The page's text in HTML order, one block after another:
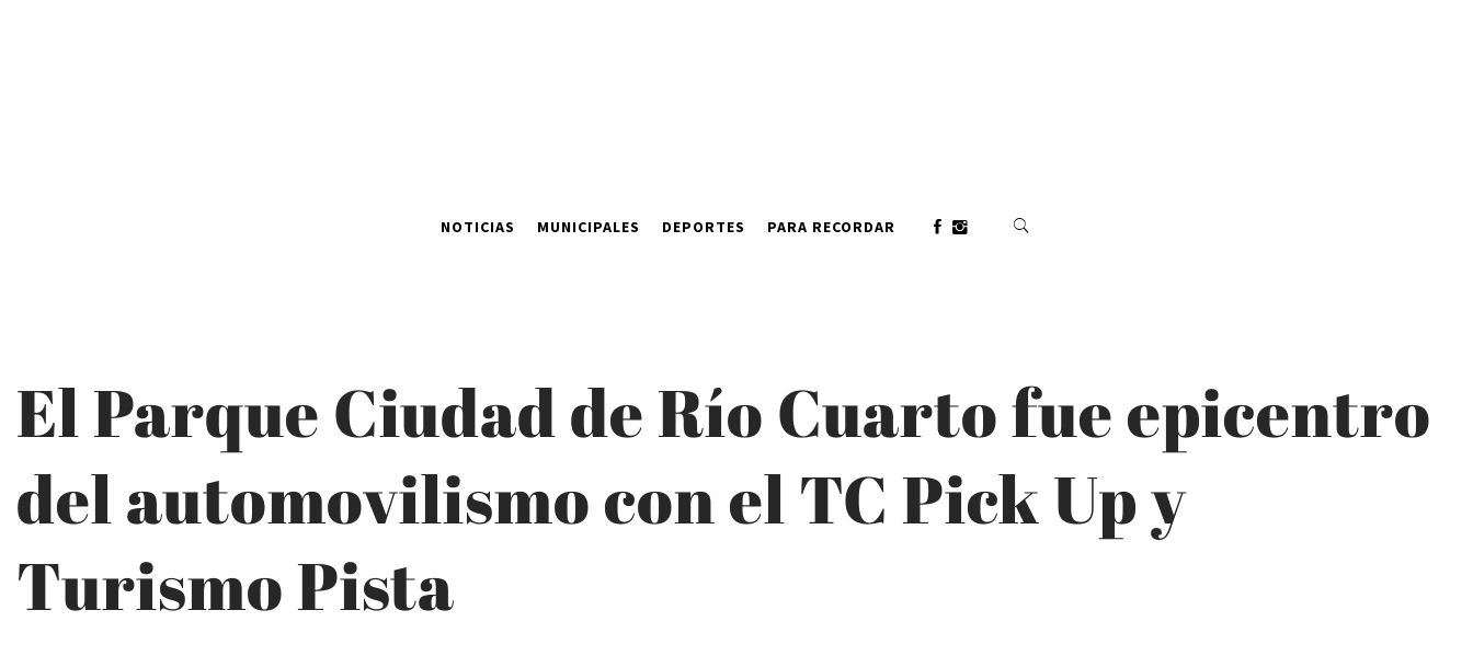
NOTICIAS MUNICIPALES DEPORTES PARA RECORDAR
El Parque Ciudad de Río Cuarto fue epicentro
del automovilismo con el TC Pick Up y
Turismo Pista